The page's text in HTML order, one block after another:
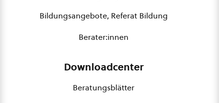
Bildungsangebote, Referat Bildung
Berater:innen
Downloadcenter
Beratungsblätter